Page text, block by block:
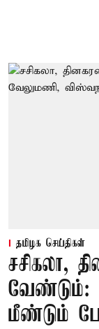
தமிழக செய்திகள்
சசிகலா,
வேண்டும்:
மீண்டும்